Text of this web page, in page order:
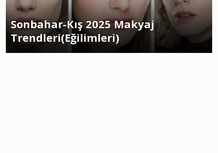
Sonbahar-Kış 2025 Makyaj
Trendleri(Eğilimleri)